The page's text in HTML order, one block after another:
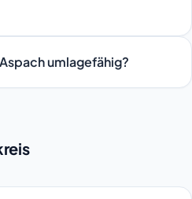
umlagefähig?